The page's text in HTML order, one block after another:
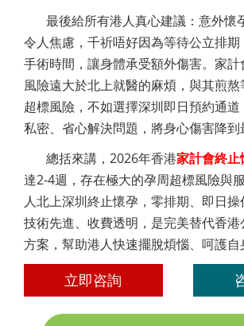
最後給所有港人真心建議：意外懷
令人焦慮，千祈唔好因為等待公立排
手術時間，讓身體承受額外傷害。家
風險遠大於北上就醫的麻煩，與其煎
超標風險，不如選擇深圳即日預約通道
私密、省心解決問題，將身心傷害降到
總括來講，2026年香港家計會終止
達2-4週，存在極大的孕周超標風險與
人北上深圳終止懷孕，零排期、即日操
技術先進、收費透明，是完美替代香
方案，幫助港人快速擺脫煩惱、呵護自
立即咨詢